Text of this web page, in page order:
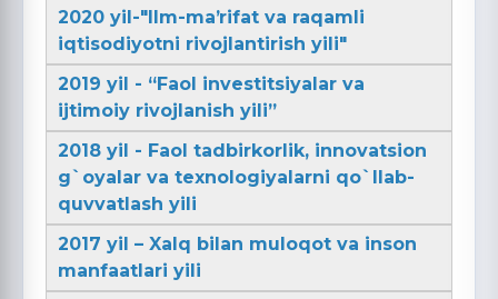
2020 yil-"Ilm-maʼrifat va raqamli
iqtisodiyotni rivojlantirish yili"
2019 yil - “Faol investitsiyalar va
ijtimoiy rivojlanish yili”
2018 yil - Faol tadbirkorlik, innovatsion
g`oyalar va texnologiyalarni qo`llab-
quvvatlash yili
2017 yil – Xalq bilan muloqot va inson
manfaatlari yili